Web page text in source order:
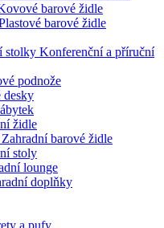
barové židle
barové židle
Konferenční a příruční
podnože
desky
židle
Zahradní barové židle
stoly
lounge
doplňky
a pufy